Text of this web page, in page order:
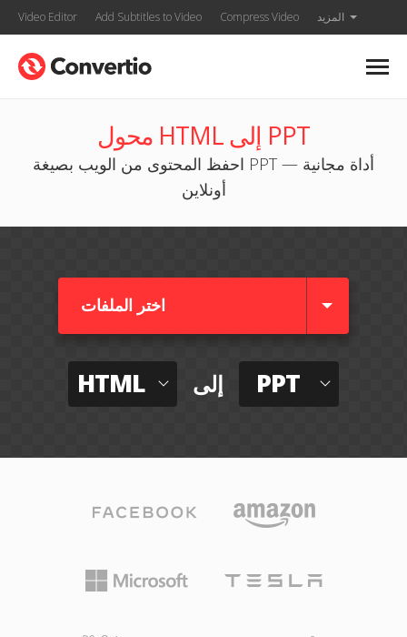
Video Editor Add Subtitles to Video Compress Video المزيد
محول HTML إلى PPT
احفظ المحتوى من الويب بصيغة PPT — أداة مجانية
أونلاين
اختر الملفات
HTML إلى PPT